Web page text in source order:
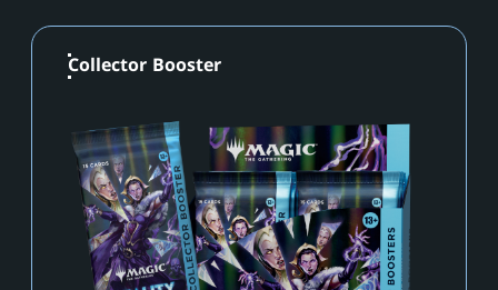
Collector Booster